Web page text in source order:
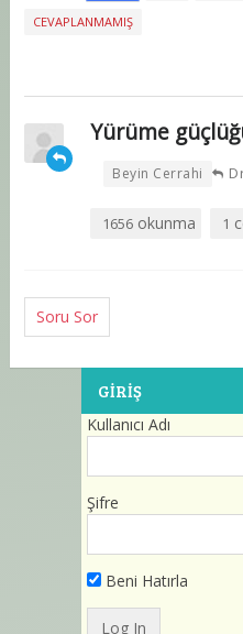
CEVAPLANMAMIŞ
Yürüme
Beyin Cerrahi
1656okunma 1
Soru Sor
GIRIŞ
Kullanıcı Adı
Şifre
Beni Hatırla